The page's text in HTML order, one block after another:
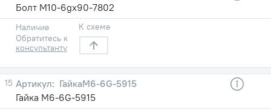
Болт М10-6gх90-7802
Наличие
Обратитесь к
консультанту
К схеме
15
ГайкаM6-6G-5915
Гайка M6-6G-5915